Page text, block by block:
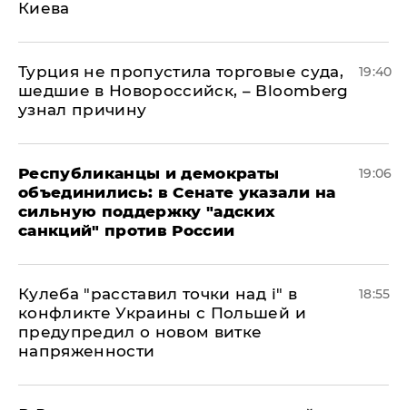
Киева
Турция не пропустила торговые суда,
шедшие в Новороссийск, – Bloomberg
узнал причину
19:40
Республиканцы и демократы
объединились: в Сенате указали на
сильную поддержку "адских
санкций" против России
19:06
Кулеба "расставил точки над і" в
конфликте Украины с Польшей и
предупредил о новом витке
напряженности
18:55